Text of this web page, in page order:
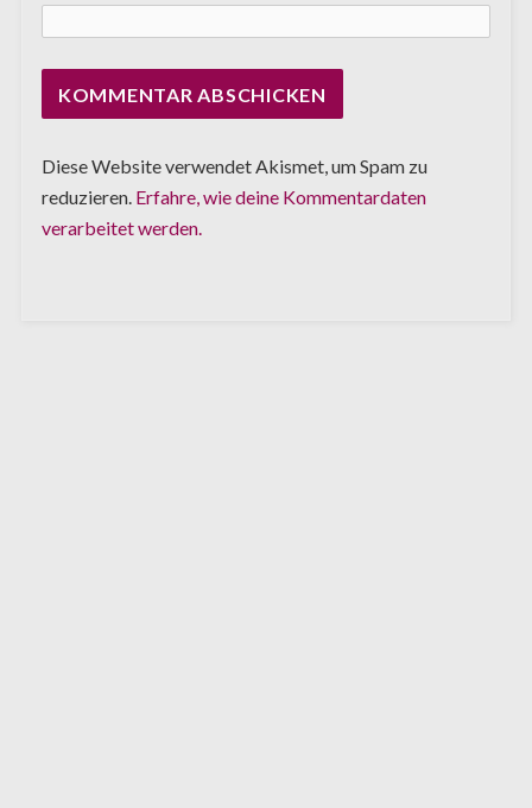
Diese Website verwendet Akismet, um Spam zu
reduzieren. Erfahre, wie deine Kommentardaten
verarbeitet werden.